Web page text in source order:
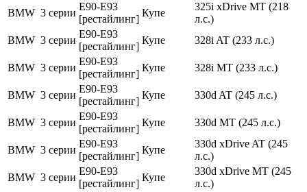
BMW 3 серии
E90-E93
[рестайлинг]
Купе
325i xDrive MT (218
л.с.)
BMW 3 серии
E90-E93
[рестайлинг]
Купе 328i AT (233 л.с.)
BMW 3 серии
E90-E93
[рестайлинг]
Купе 328i MT (233 л.с.)
BMW 3 серии
E90-E93
[рестайлинг]
Купе 330d AT (245 л.с.)
BMW 3 серии
E90-E93
[рестайлинг]
Купе 330d MT (245 л.с.)
BMW 3 серии
E90-E93
[рестайлинг]
Купе
330d xDrive AT (245
л.с.)
BMW 3 серии
E90-E93
[рестайлинг]
Купе
330d xDrive MT (245
л.с.)